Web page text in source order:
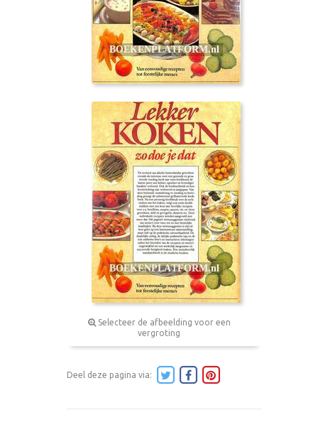
Selecteer de afbeelding voor een
vergroting
Deel deze pagina via: